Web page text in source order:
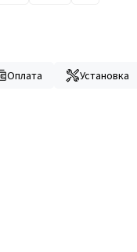
Оплата Установка